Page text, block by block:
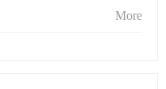
More